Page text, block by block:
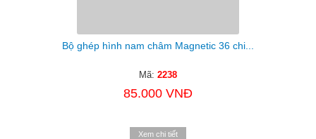
Bộ ghép hình nam châm Magnetic 36 chi...
Mã: 2238
85.000 VNĐ
Xem chi tiết